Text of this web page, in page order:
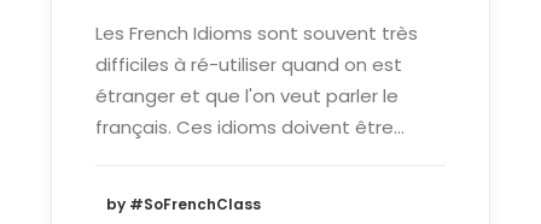
Les French Idioms sont souvent très
difficiles à ré-utiliser quand on est
étranger et que l'on veut parler le
français. Ces idioms doivent être…
by #SoFrenchClass